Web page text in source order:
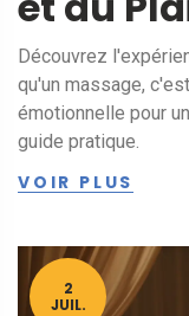
Découvrez
qu'un massage,
émotionnelle pour
guide pratique.
VOIR PLUS
2
JUIL.